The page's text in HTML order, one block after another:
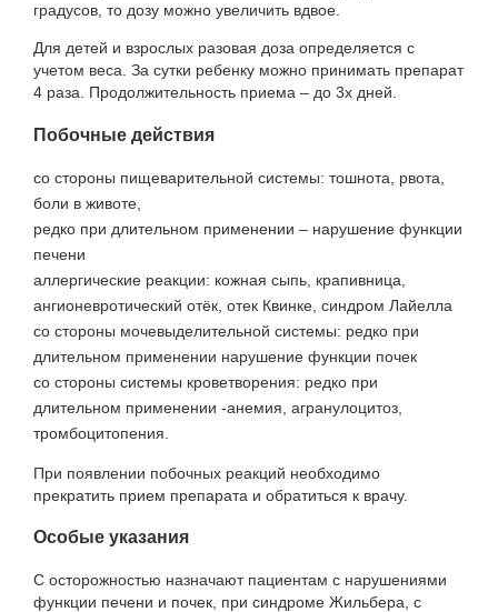
градусов, то дозу можно увеличить вдвое.
Для детей и взрослых разовая доза определяется с
учетом веса. За сутки ребенку можно принимать препарат
4 раза. Продолжительность приема – до 3х дней.
Побочные действия
со стороны пищеварительной системы: тошнота, рвота,
боли в животе,
редко при длительном применении – нарушение функции
печени
аллергические реакции: кожная сыпь, крапивница,
ангионевротический отёк, отек Квинке, синдром Лайелла
со стороны мочевыделительной системы: редко при
длительном применении нарушение функции почек
со стороны системы кроветворения: редко при
длительном применении -анемия, агранулоцитоз,
тромбоцитопения.
При появлении побочных реакций необходимо
прекратить прием препарата и обратиться к врачу.
Особые указания
С осторожностью назначают пациентам с нарушениями
функции печени и почек, при синдроме Жильбера, с